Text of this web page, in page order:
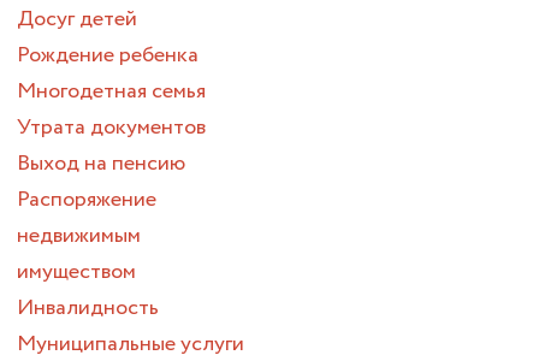
Досуг детей
Рождение ребенка
Многодетная семья
Утрата документов
Выход на пенсию
Распоряжение
недвижимым
имуществом
Инвалидность
Муниципальные услуги